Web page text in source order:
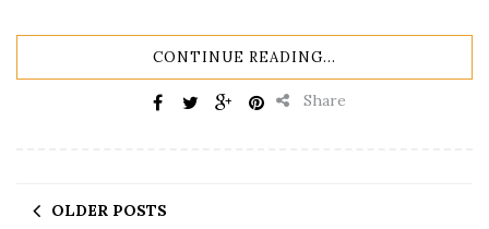
CONTINUE READING...
Share
OLDER POSTS